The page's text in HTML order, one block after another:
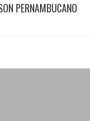
PERNAMBUCANO